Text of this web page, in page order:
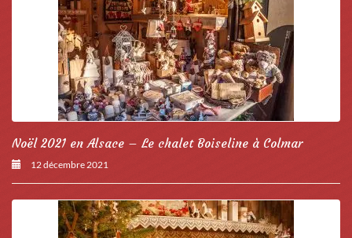
Noël 2021 en Alsace – Le chalet Boiseline à Colmar
12 décembre 2021